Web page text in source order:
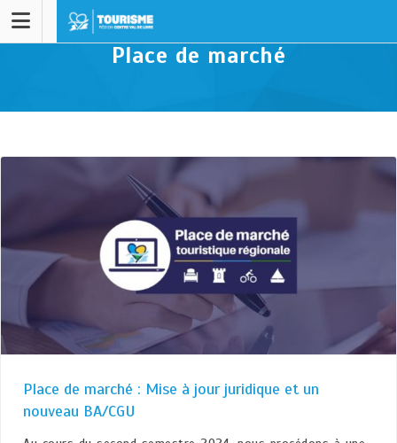
Place de marché
Place de marché : Mise à jour juridique et un
nouveau BA/CGU